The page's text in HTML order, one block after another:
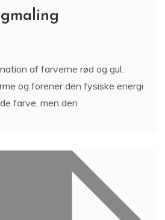
af farverne rød og gul.
og forener den fysiske energi
farve, men den